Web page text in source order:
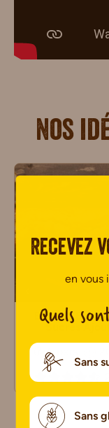
Nos
Banana
Sucres
6 pers
Recevez
en vous
Quels
Sans
Sans